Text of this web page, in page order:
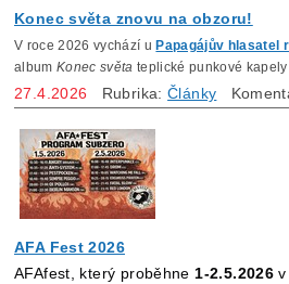
Konec světa znovu na obzoru!
V roce 2026 vychází uPapagájův hlasatel
albumKonec světa teplické punkové
27.4.2026 Rubrika:Články
AFA Fest 2026
AFAfest, který proběhne1-2.5.2026 v